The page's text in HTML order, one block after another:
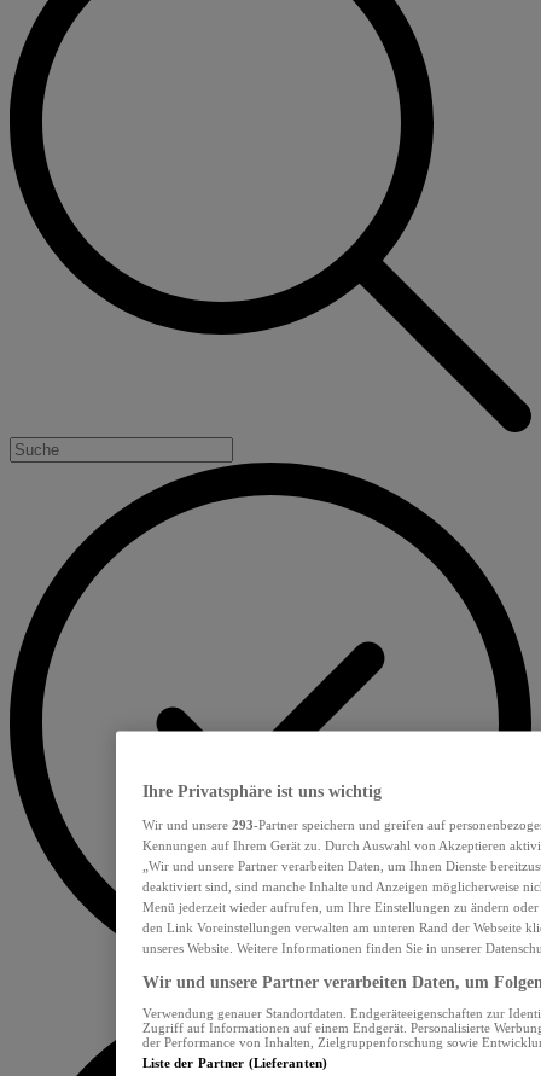
Ihre Privatsphäre ist uns wichtig
Wir und unsere 293-Partner speichern und greifen auf
Kennungen auf Ihrem Gerät zu. Durch Auswahl von Akzeptieren
„Wir und unsere Partner verarbeiten Daten, um Ihnen Dienste
deaktiviert sind, sind manche Inhalte und Anzeigen möglicherweise
Menü jederzeit wieder aufrufen, um Ihre Einstellungen zu ändern
den Link Voreinstellungen verwalten am unteren Rand der Webseite
unseres Website. Weitere Informationen finden Sie in unserer
Wir und unsere Partner verarbeiten Daten, um
Verwendung genauer Standortdaten. Endgeräteeigenschaften zur
Zugriff auf Informationen auf einem Endgerät. Personalisierte
der Performance von Inhalten, Zielgruppenforschung sowie
Liste der Partner (Lieferanten)